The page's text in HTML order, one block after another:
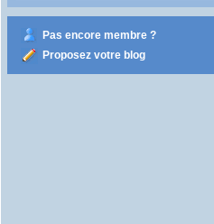
Pas encore membre ?
Proposez votre blog